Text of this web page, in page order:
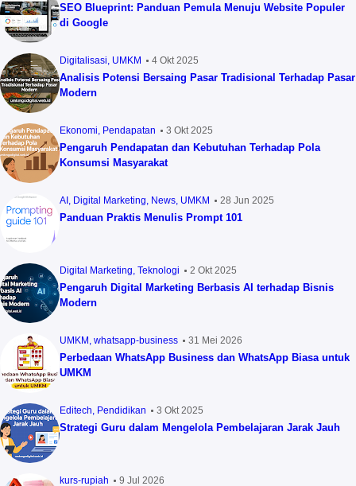
SEO Blueprint: Panduan Pemula Menuju Website Populer
di Google
Digitalisasi UMKM 4 Okt 2025
Analisis Potensi Bersaing Pasar Tradisional Terhadap Pasar
Modern
Ekonomi Pendapatan 3 Okt 2025
Pengaruh Pendapatan dan Kebutuhan Terhadap Pola
Konsumsi Masyarakat
AI Digital Marketing News UMKM 28 Jun 2025
Panduan Praktis Menulis Prompt 101
Digital Marketing Teknologi 2 Okt 2025
Pengaruh Digital Marketing Berbasis AI terhadap Bisnis
Modern
UMKM whatsapp-business 31 Mei 2026
Perbedaan WhatsApp Business dan WhatsApp Biasa untuk
UMKM
Editech Pendidikan 3 Okt 2025
Strategi Guru dalam Mengelola Pembelajaran Jarak Jauh
kurs-rupiah 9 Jul 2026